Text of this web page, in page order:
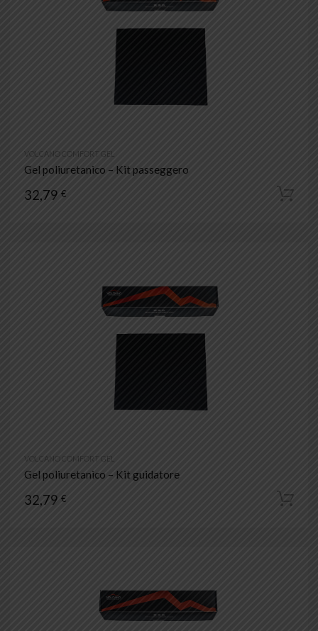
VOLCANO COMFORT GEL
Gel poliuretanico – Kit passeggero
32,79 €
VOLCANO COMFORT GEL
Gel poliuretanico – Kit guidatore
32,79 €